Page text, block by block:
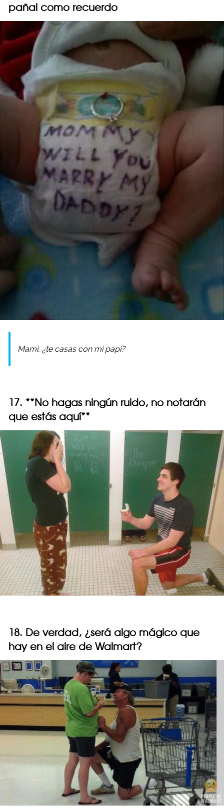
pañal como recuerdo
Mami, ¿te casas con mi papi?
17. **No hagas ningún ruido, no notarán
que estás aquí**
18. De verdad, ¿será algo mágico que
hay en el aire de Walmart?